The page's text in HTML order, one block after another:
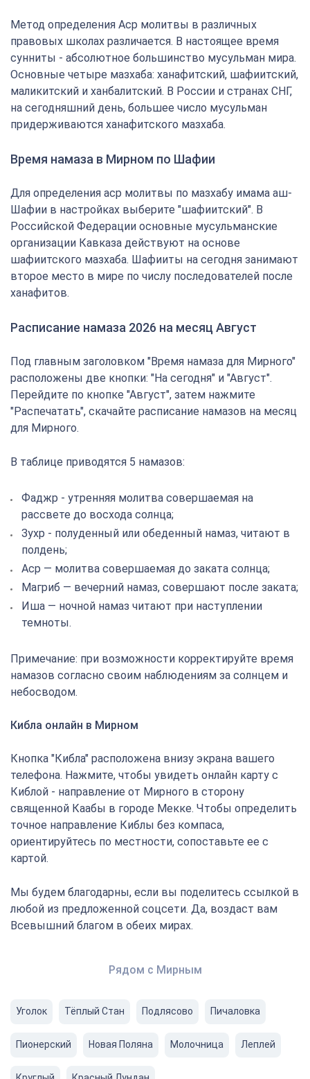
Метод определения Аср молитвы в различных
правовых школах различается. В настоящее время
сунниты - абсолютное большинство мусульман мира.
Основные четыре мазхаба: ханафитский, шафиитский,
маликитский и ханбалитский. В России и странах СНГ,
на сегодняшний день, большее число мусульман
придерживаются ханафитского мазхаба.
Время намаза в Мирном по Шафии
Для определения аср молитвы по мазхабу имама аш-
Шафии в настройках выберите "шафиитский". В
Российской Федерации основные мусульманские
организации Кавказа действуют на основе
шафиитского мазхаба. Шафииты на сегодня занимают
второе место в мире по числу последователей после
ханафитов.
Расписание намаза 2026 на месяц Август
Под главным заголовком "Время намаза для Мирного"
расположены две кнопки: "На сегодня" и "Август".
Перейдите по кнопке "Август", затем нажмите
"Распечатать", скачайте расписание намазов на месяц
для Мирного.
В таблице приводятся 5 намазов:
Фаджр - утренняя молитва совершаемая на
рассвете до восхода солнца;
Зухр - полуденный или обеденный намаз, читают в
полдень;
Аср — молитва совершаемая до заката солнца;
Магриб — вечерний намаз, совершают после заката;
Иша — ночной намаз читают при наступлении
темноты.
Примечание: при возможности корректируйте время
намазов согласно своим наблюдениям за солнцем и
небосводом.
Кибла онлайн в Мирном
Кнопка "Кибла" расположена внизу экрана вашего
телефона. Нажмите, чтобы увидеть онлайн карту с
Киблой - направление от Мирного в сторону
священной Каабы в городе Мекке. Чтобы определить
точное направление Киблы без компаса,
ориентируйтесь по местности, сопоставьте ее с
картой.
Мы будем благодарны, если вы поделитесь ссылкой в
любой из предложенной соцсети. Да, воздаст вам
Всевышний благом в обеих мирах.
Рядом с Мирным
Уголок Тёплый Стан Подлясово Пичаловка
Пионерский Новая Поляна Молочница Леплей